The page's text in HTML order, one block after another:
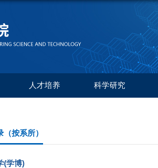
人才培养 科学研究
（按系所）
(学博)